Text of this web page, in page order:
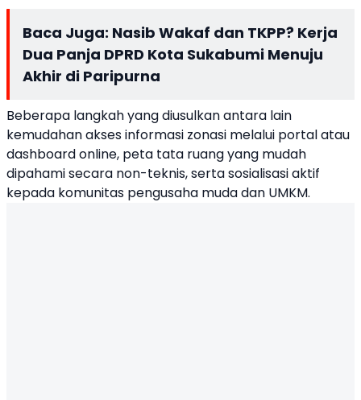
Baca Juga: Nasib Wakaf dan TKPP? Kerja
Dua Panja DPRD Kota Sukabumi Menuju
Akhir di Paripurna
Beberapa langkah yang diusulkan antara lain
kemudahan akses informasi zonasi melalui portal atau
dashboard online, peta tata ruang yang mudah
dipahami secara non-teknis, serta sosialisasi aktif
kepada komunitas pengusaha muda dan UMKM.